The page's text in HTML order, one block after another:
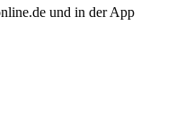
und in der App